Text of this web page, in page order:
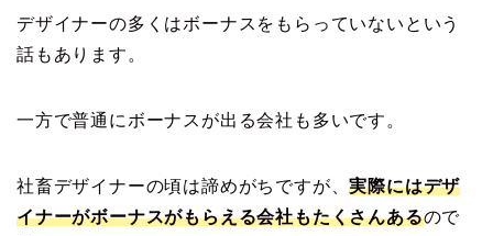
デザイナーの多くはボーナスをもらっていないという
話もあります。
一方で普通にボーナスが出る会社も多いです。
社畜デザイナーの頃は諦めがちですが、実際にはデザ
イナーがボーナスがもらえる会社もたくさんあるので